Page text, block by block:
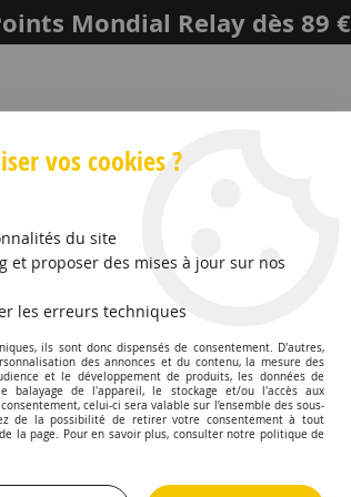
Mondial Relay dès 89 €
ACCESSOIRES PROMOTIONS
NOCH
Bancs
vos cookies ?
du site
et proposer des mises à jour sur nos
les erreurs techniques
ils sont donc dispensés de consentement. D'autres,
des annonces et du contenu, la mesure des
et le développement de produits, les données de
balayage de l'appareil, le stockage et/ou l'accès aux
celui-ci sera valable sur l’ensemble des sous-
de la possibilité de retirer votre consentement à tout
la page. Pour en savoir plus, consulter notre politique de